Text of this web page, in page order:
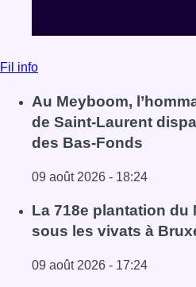
Fil info
Au Meyboom,
de Saint-Laurent
des Bas-Fonds
09 août 2026 - 18:24
Lire l'article Au Meyboom,
La 718e plantation du
sous les vivats à
09 août 2026 - 17:24